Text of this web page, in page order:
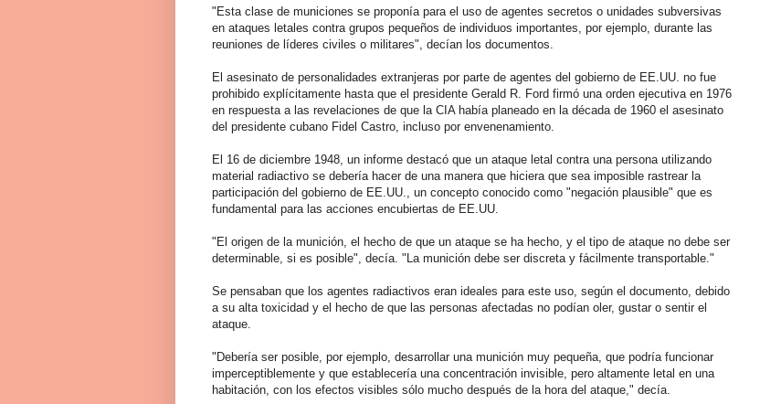
"Esta clase de municiones se proponía para el uso de agentes secretos o unidades subversivas
en ataques letales contra grupos pequeños de individuos importantes, por ejemplo, durante las
reuniones de líderes civiles o militares", decían los documentos.
El asesinato de personalidades extranjeras por parte de agentes del gobierno de EE.UU. no fue
prohibido explícitamente hasta que el presidente Gerald R. Ford firmó una orden ejecutiva en 1976
en respuesta a las revelaciones de que la CIA había planeado en la década de 1960 el asesinato
del presidente cubano Fidel Castro, incluso por envenenamiento.
El 16 de diciembre 1948, un informe destacó que un ataque letal contra una persona utilizando
material radiactivo se debería hacer de una manera que hiciera que sea imposible rastrear la
participación del gobierno de EE.UU., un concepto conocido como "negación plausible" que es
fundamental para las acciones encubiertas de EE.UU.
"El origen de la munición, el hecho de que un ataque se ha hecho, y el tipo de ataque no debe ser
determinable, si es posible", decía. "La munición debe ser discreta y fácilmente transportable."
Se pensaban que los agentes radiactivos eran ideales para este uso, según el documento, debido
a su alta toxicidad y el hecho de que las personas afectadas no podían oler, gustar o sentir el
ataque.
"Debería ser posible, por ejemplo, desarrollar una munición muy pequeña, que podría funcionar
imperceptiblemente y que establecería una concentración invisible, pero altamente letal en una
habitación, con los efectos visibles sólo mucho después de la hora del ataque," decía.